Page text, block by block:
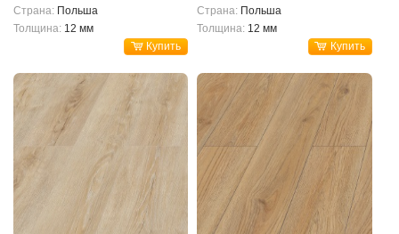
Страна: Польша
Толщина: 12 мм
Купить
Страна: Польша
Толщина: 12 мм
Купить